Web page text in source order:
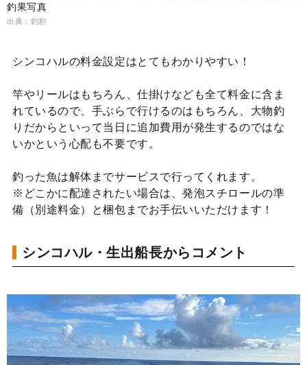
釣果写真
出典：釣割
シンコハルの料金設定はとてもわかりやすい！
竿やリールはもちろん、仕掛けなども全て料金に含ま
れているので、手ぶらで行けるのはもちろん、大物釣
りだからといって当日に追加費用が発生するのではな
いかという心配も不要です。
釣った魚は解体までサービスで行ってくれます。
※どこかに配達されたい場合は、発泡スチロールの準
備（別途料金）と梱包までお手伝いいただけます！
シンコハル・生出船長からコメント